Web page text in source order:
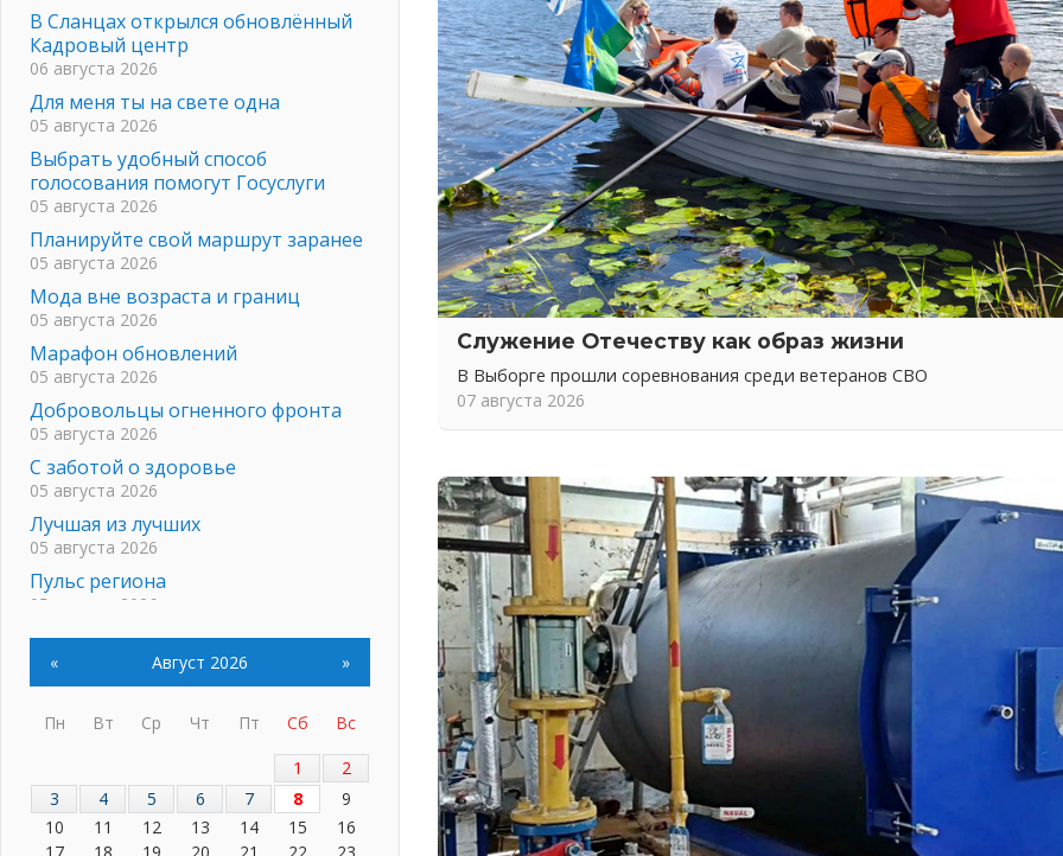
Служение Отечеству как образ жизни
В Выборге прошли соревнования среди ветеранов СВО
07 августа 2026
В Сланцах открылся обновлённый
Кадровый центр
06 августа 2026
Для меня ты на свете одна
05 августа 2026
Выбрать удобный способ
голосования помогут Госуслуги
05 августа 2026
Планируйте свой маршрут заранее
05 августа 2026
Мода вне возраста и границ
05 августа 2026
Марафон обновлений
05 августа 2026
Добровольцы огненного фронта
05 августа 2026
С заботой о здоровье
05 августа 2026
Лучшая из лучших
05 августа 2026
Пульс региона
05 августа 2026
«Результат командный, заслуга
каждого ведомства и
муниципалитета»
Вдохновлять, просвещать и
05 августа 2026
Не оставят в беде
05 августа 2026
« Август 2026 »
Пн Вт Ср Чт Пт Сб
Вс
1
2
3
4 5 6 7 8
9
10
11 12 13 14 15
16